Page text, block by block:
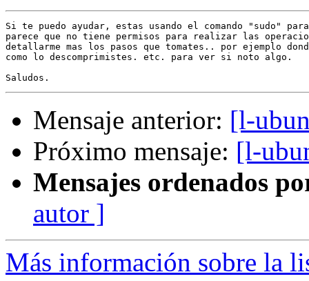
Si te puedo ayudar, estas usando el comando "sudo"
parece que no tiene permisos para realizar las
detallarme mas los pasos que tomates.. por ejemplo
como lo descomprimistes. etc. para ver si noto algo.
Mensaje anterior: [l-
Próximo mensaje: [l-
Mensajes ordenados
autor ]
Más información sobre la